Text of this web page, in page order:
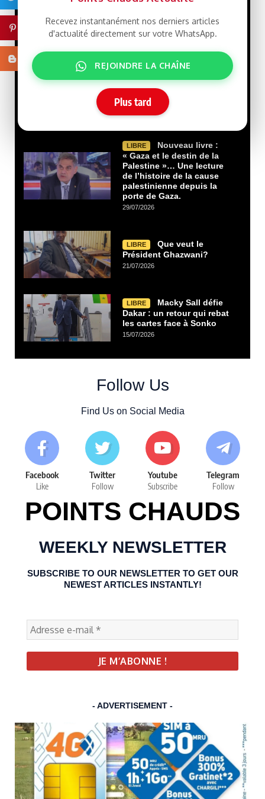
Blogger
marquée par des images de détenus menottés et
LIBRE
Les erreurs
malheureuses de mon ami
Cheikh Tidiane GADIO Par
Gourmo Abdoul LO
LIBRE
Nouveau livre :
« Gaza et le destin de la
Palestine »… Une lecture
de l’histoire de la cause
palestinienne depuis la
porte de Gaza.
29/07/2026
LIBRE
Que veut le
Président Ghazwani?
21/07/2026
LIBRE
Macky Sall défie
Dakar : un retour qui rebat
les cartes face à Sonko
15/07/2026
Follow Us
Find Us on Social Media
Facebook
Like
Twitter
Follow
Youtube
Subscribe
Telegram
Follow
POINTS CHAUDS
WEEKLY NEWSLETTER
SUBSCRIBE TO OUR NEWSLETTER TO GET OUR
NEWEST ARTICLES INSTANTLY!
- ADVERTISEMENT -
Recevez instantanément nos derniers articles
d'actualité directement sur votre WhatsApp.
REJOINDRE LA CHAÎNE
Plus tard